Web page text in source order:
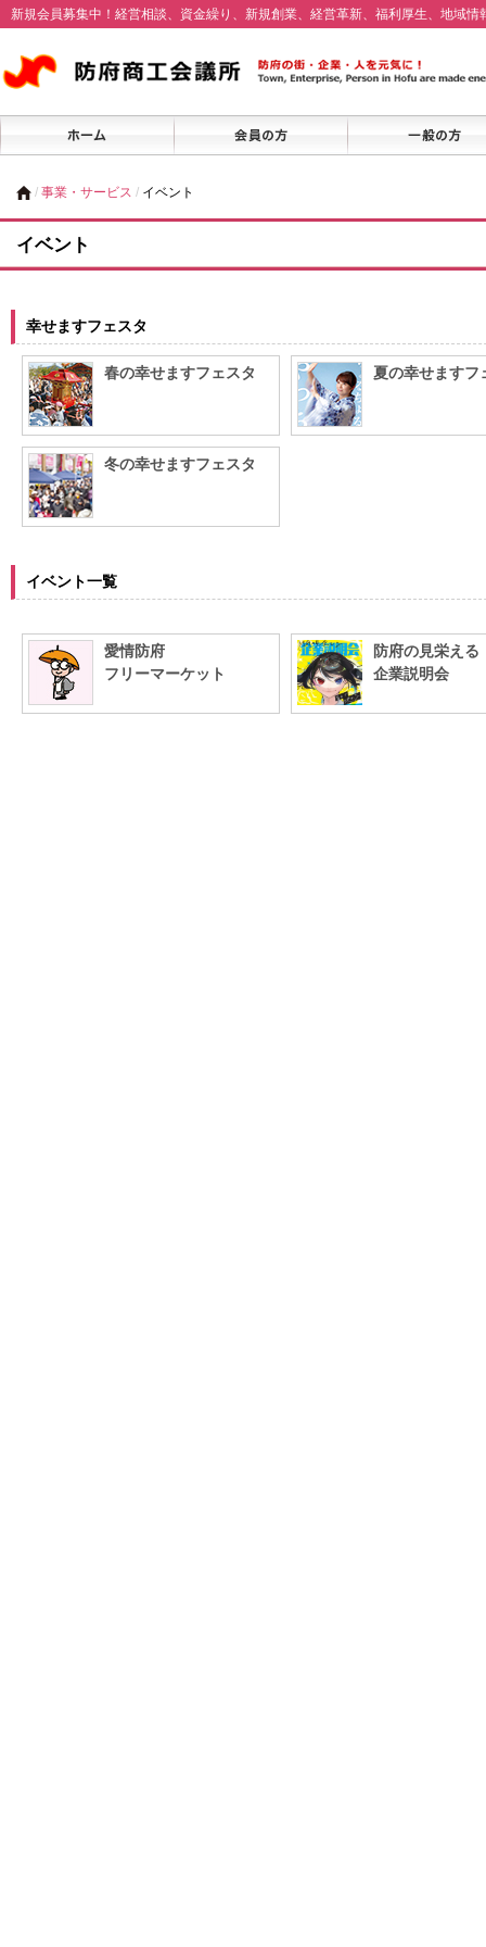
新規会員募集中！経営相談、資金繰り、新規創業、経営革新、福利厚生、地域
/ 事業・サービス / イベント
イベント
幸せますフェスタ
春の幸せますフェスタ 夏の幸せますフ
冬の幸せますフェスタ
イベント一覧
愛情防府
フリーマーケット
防府の見栄える
企業説明会